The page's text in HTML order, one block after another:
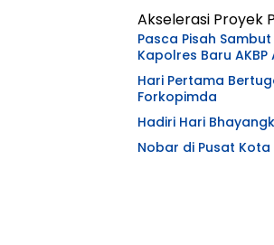
Akselerasi Proyek
Pasca Pisah
Kapolres Baru
Hari Pertama
Forkopimda
Hadiri Hari
Nobar di Pusat